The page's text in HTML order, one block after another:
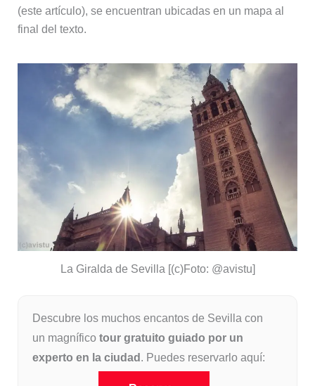
(este artículo), se encuentran ubicadas en un mapa al
final del texto.
La Giralda de Sevilla [(c)Foto: @avistu]
Descubre los muchos encantos de Sevilla con
un magnífico tour gratuito guiado por un
experto en la ciudad . Puedes reservarlo aquí: